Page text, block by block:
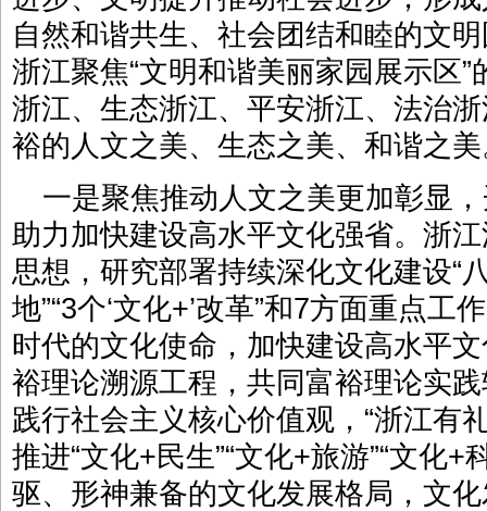
自然和谐共生、社会团结和睦的文
浙江聚焦“文明和谐美丽家园展示区
浙江、生态浙江、平安浙江、法治
裕的人文之美、生态之美、和谐之
一是聚焦推动人文之美更加彰显
助力加快建设高水平文化强省。浙
思想，研究部署持续深化文化建设“
地”“3个‘文化+’改革”和7方面重点工
时代的文化使命，加快建设高水平
裕理论溯源工程，共同富裕理论实
践行社会主义核心价值观，“浙江有
推进“文化+民生”“文化+旅游”“文化+
驱、形神兼备的文化发展格局，文